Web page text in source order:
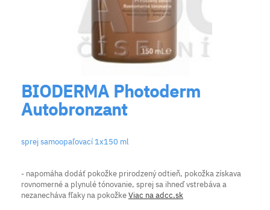
BIODERMA Photoderm
Autobronzant
sprej samoopaľovací 1x150 ml
- napomáha dodáť pokožke prirodzený odtieň, pokožka získava
rovnomerné a plynulé tónovanie, sprej sa ihneď vstrebáva a
nezanecháva fľaky na pokožkeViac na adcc.sk